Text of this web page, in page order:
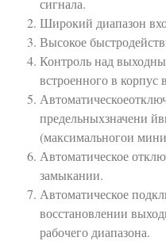
сигнала.
Широкий диапазон
Высокое
Контроль над
встроенного в корпус
предельныхзначени
(максимальногои
Автоматическое
замыкании.
Автоматическое
восстановлении
рабочего диапазона.